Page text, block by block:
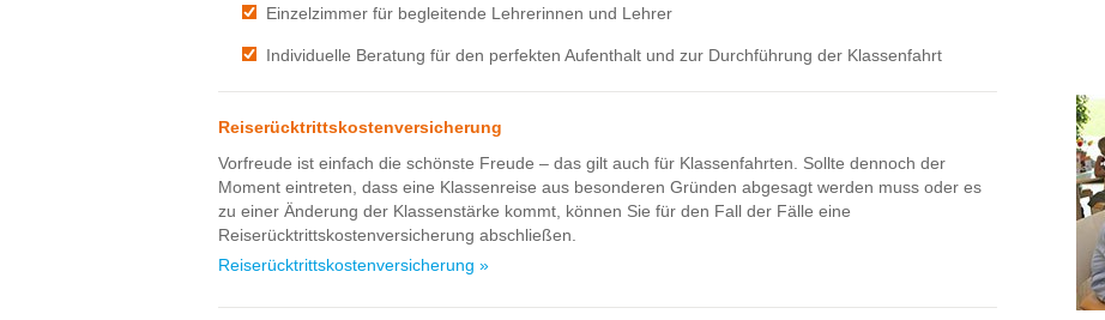
Einzelzimmer für begleitende Lehrerinnen und Lehrer
Individuelle Beratung für den perfekten Aufenthalt und zur Durchführung der Klassenfahrt
Reiserücktrittskostenversicherung
Vorfreude ist einfach die schönste Freude – das gilt auch für Klassenfahrten. Sollte dennoch der
Moment eintreten, dass eine Klassenreise aus besonderen Gründen abgesagt werden muss oder es
zu einer Änderung der Klassenstärke kommt, können Sie für den Fall der Fälle eine
Reiserücktrittskostenversicherung abschließen.
Reiserücktrittskostenversicherung »